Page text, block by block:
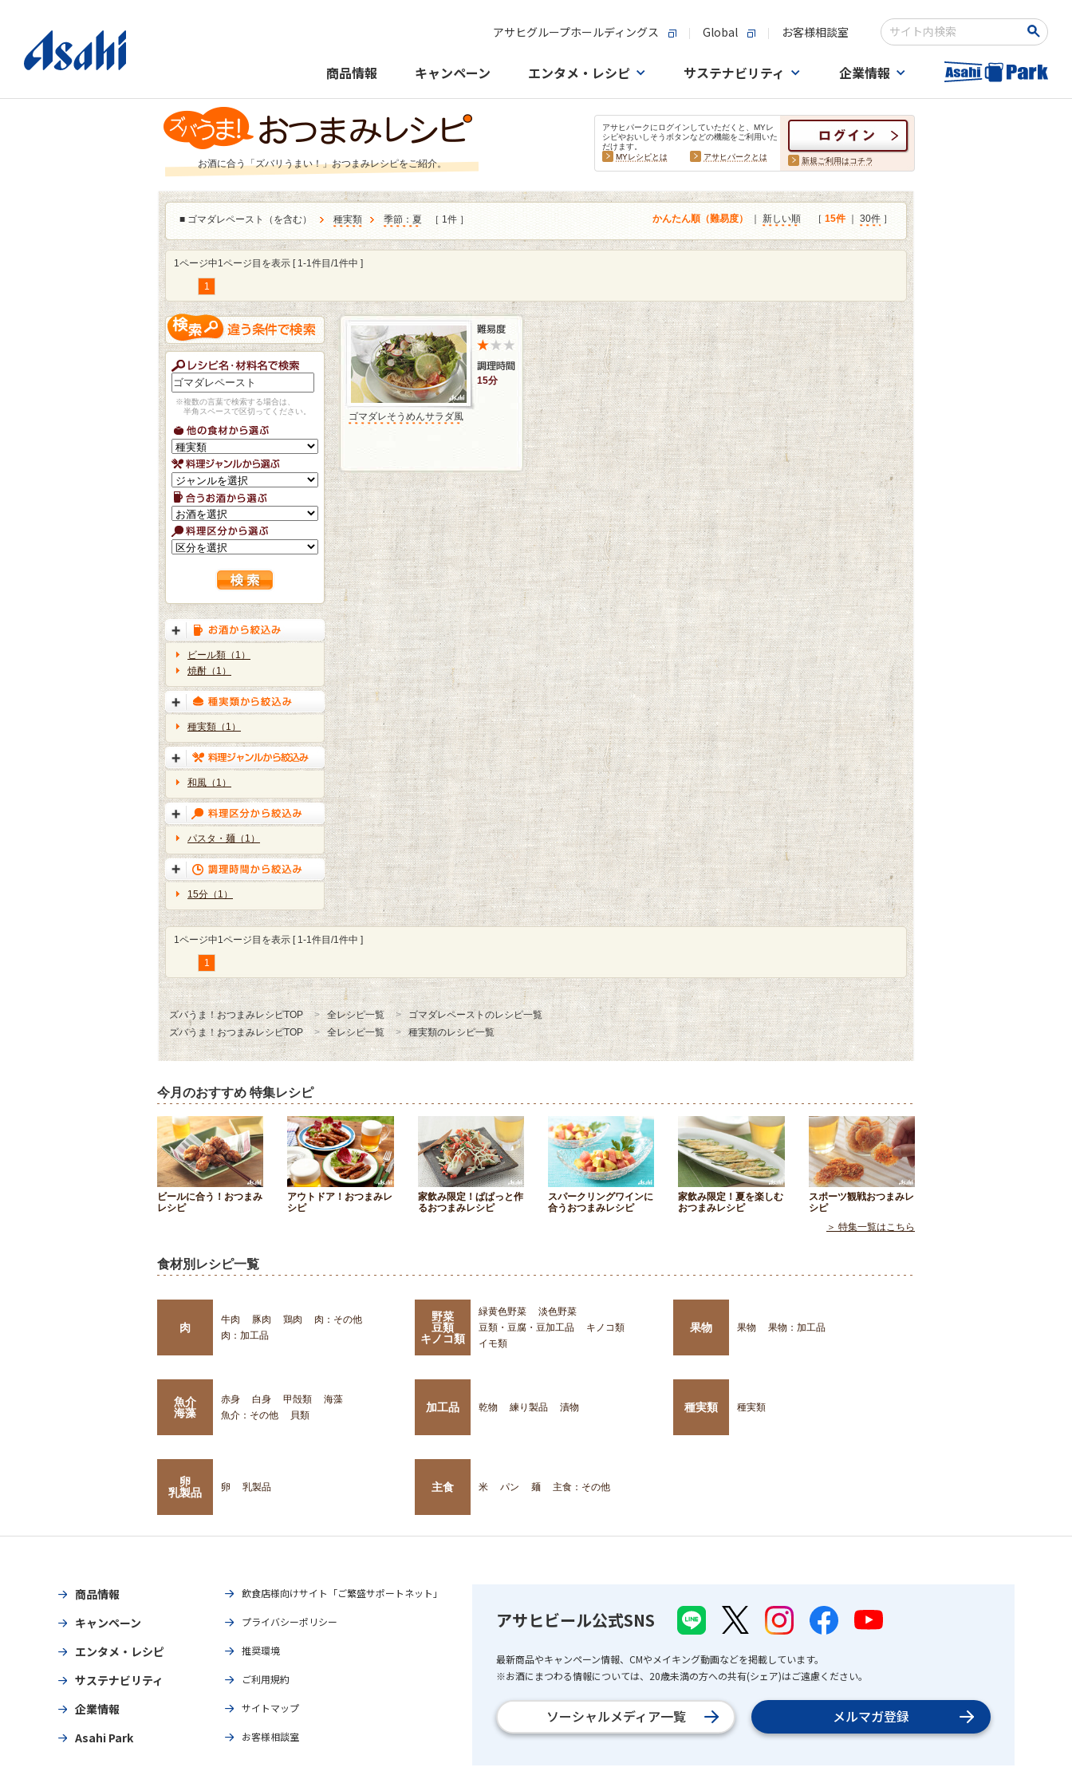
アサヒグループホールディングス Global お客様相談室
検索キーワード入力
商品情報 キャンペーン エンタメ・レシピ サステナビリティ 企業情報
お酒に合う「ズバリうまい！」おつまみレシピをご紹介。
アサヒパークにログインしていただくと、MYレ
シピやおいしそうボタンなどの機能をご利用いた
だけます。
MYレシピとは
アサヒパークとは 新規ご利用はコチラ
■ ゴマダレペースト（を含む） 種実類 季節：夏 ［ 1件 ］ かんたん順（難易度） 新しい順 ［ 15件｜ 30件 ］
1ページ中1ページ目を表示 [ 1-1件目/1件中 ]
1
※複数の言葉で検索する場合は、
半角スペースで区切ってください。
ビール類（1）
焼酎（1）
種実類（1）
和風（1）
パスタ・麺（1）
15分（1）
15分
ゴマダレそうめんサラダ風
1ページ中1ページ目を表示 [ 1-1件目/1件中 ]
1
ズバうま！おつまみレシピTOP 全レシピ一覧
ゴマダレペーストのレシピ一覧
ズバうま！おつまみレシピTOP
全レシピ一覧 種実類のレシピ一覧
今月のおすすめ 特集レシピ
ビールに合う！おつまみ
レシピ
アウトドア！おつまみレ
シピ
家飲み限定！ぱぱっと作
るおつまみレシピ
スパークリングワインに
合うおつまみレシピ
家飲み限定！夏を楽しむ
おつまみレシピ
スポーツ観戦おつまみレ
シピ
＞ 特集一覧はこちら
食材別レシピ一覧
肉
牛肉 豚肉 鶏肉
肉：その他
肉：加工品
野菜
豆類
キノコ類
緑黄色野菜
淡色野菜
豆類・豆腐・豆加工品
キノコ類
イモ類
果物 果物 果物：加工品
魚介
海藻
赤身 白身 甲殻類
海藻
魚介：その他
貝類
加工品 乾物 練り製品 漬物 種実類 種実類
卵
乳製品
卵 乳製品 主食 米 パン 麺 主食：その他
商品情報
キャンペーン
エンタメ・レシピ
サステナビリティ
企業情報
Asahi Park
飲食店様向けサイト「ご繁盛サポートネット」
プライバシーポリシー
推奨環境
ご利用規約
サイトマップ
お客様相談室
アサヒビール公式SNS
最新商品やキャンペーン情報、CMやメイキング動画などを掲載しています。
※お酒にまつわる情報については、20歳未満の方への共有(シェア)はご遠慮ください。
ソーシャルメディア一覧 メルマガ登録